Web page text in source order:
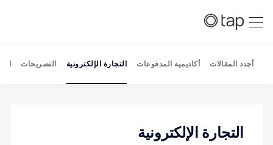
أجدد المقالات أكاديمية المدفوعات التجارة الإلكترونية التصريحات
التجارة الإلكترونية